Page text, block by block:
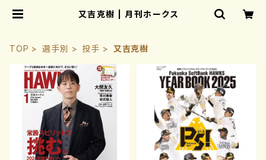
又吉克樹 | 月刊ホークス
TOP 選手別 投手 又吉克樹